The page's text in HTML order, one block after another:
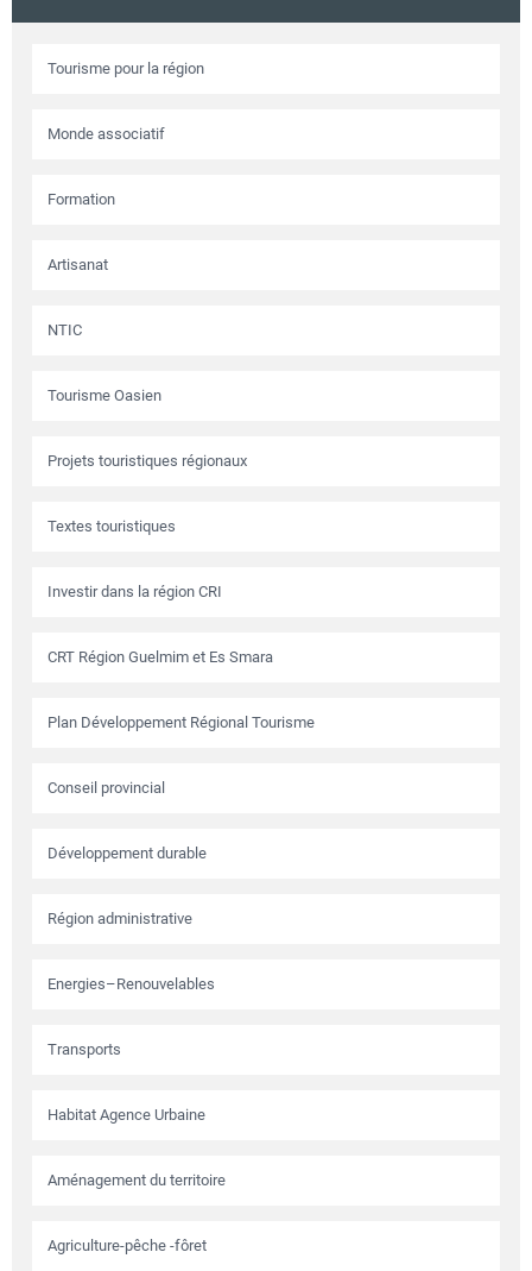
Tourisme pour la région
Monde associatif
Formation
Artisanat
NTIC
Tourisme Oasien
Projets touristiques régionaux
Textes touristiques
Investir dans la région CRI
CRT Région Guelmim et Es Smara
Plan Développement Régional Tourisme
Conseil provincial
Développement durable
Région administrative
Energies–Renouvelables
Transports
Habitat Agence Urbaine
Aménagement du territoire
Agriculture-pêche -fôret